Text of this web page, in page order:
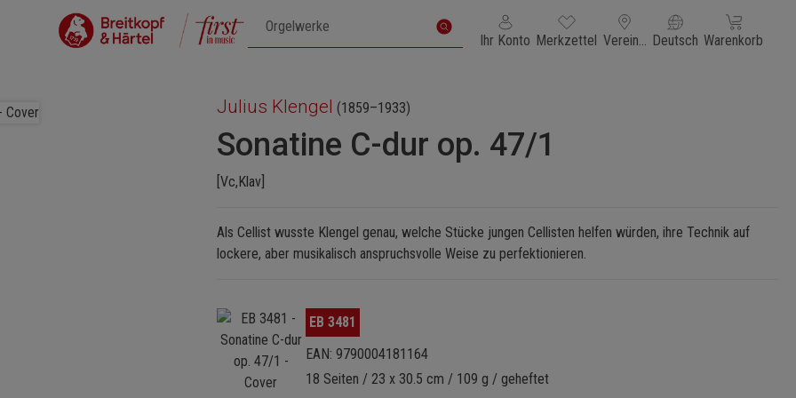
Ihr Konto Du hast 0 Produkte auf dem Merkzettel
Merkzettel Vereinigte Staaten von Amerika
Deutsch Warenkorb
Warenkorb
Julius Klengel (1859–1933)
Sonatine C-dur op. 47/1
[Vc,Klav]
Als Cellist wusste Klengel genau, welche Stücke jungen Cellisten helfen würden, ihre Technik auf
lockere, aber musikalisch anspruchsvolle Weise zu perfektionieren.
Bildergalerie überspringen
EB 3481
EAN: 9790004181164
18 Seiten / 23 x 30.5 cm / 109 g / geheftet